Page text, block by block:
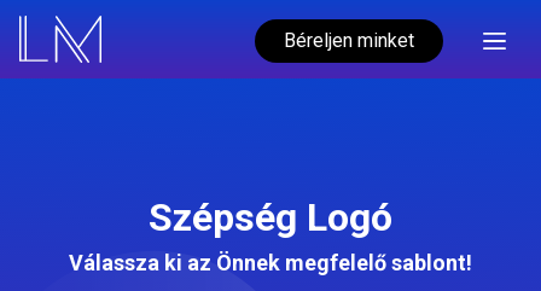
Béreljen minket
Szépség Logó
Válassza ki az Önnek megfelelő sablont!